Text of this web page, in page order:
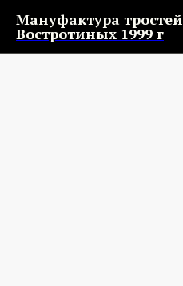
Мануфактура тростей
Востротиных 1999 г